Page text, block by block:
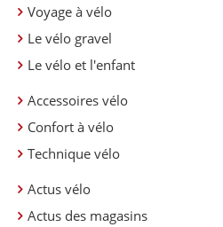
Voyage à vélo
Le vélo gravel
Le vélo et l'enfant
Accessoires vélo
Confort à vélo
Technique vélo
Actus vélo
Actus des magasins